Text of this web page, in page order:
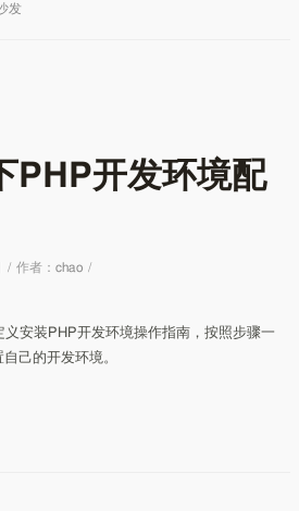
发
PHP开发环境配
/ 作者：chao /
安装PHP开发环境操作指南，按照步骤一
己的开发环境。